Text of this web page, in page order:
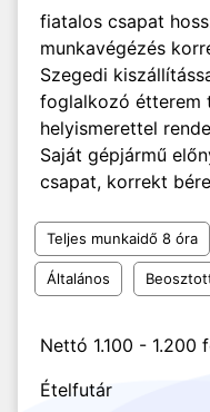
fiatalos csapat
munkavégézés
Szegedi
foglalkozó étterem
helyismerettel
Saját gépjármű
csapat, korrekt
Teljes munkaidő 8 óra
Általános
Nettó 1.100 - 1.200
Ételfutár